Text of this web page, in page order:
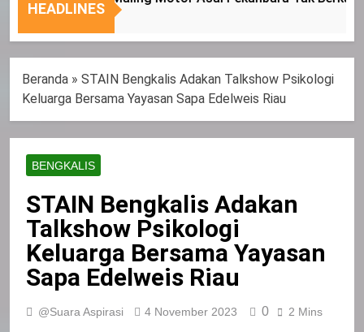
Nasional
Tepat
HEADLINES
Beranda » STAIN Bengkalis Adakan Talkshow Psikologi
Keluarga Bersama Yayasan Sapa Edelweis Riau
BENGKALIS
STAIN Bengkalis Adakan
Talkshow Psikologi
Keluarga Bersama Yayasan
Sapa Edelweis Riau
@Suara Aspirasi 4 November 2023 0 2 Mins